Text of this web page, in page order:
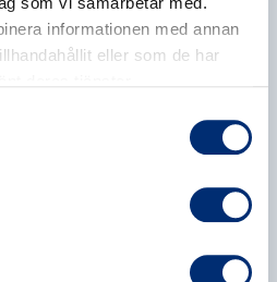
informationen med annan
eller som de har